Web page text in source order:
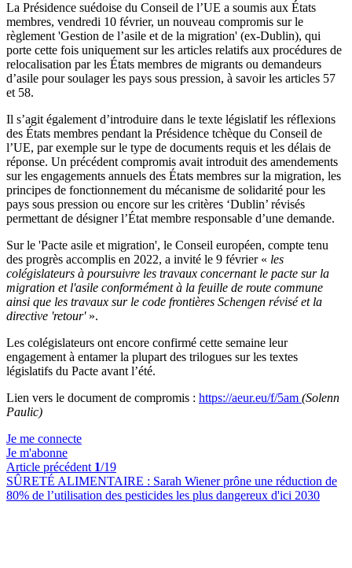
La Présidence suédoise du Conseil de l’UE a soumis aux États
membres, vendredi 10 février, un nouveau compromis sur le
règlement 'Gestion de l’asile et de la migration' (ex-Dublin), qui
porte cette fois uniquement sur les articles relatifs aux procédures de
relocalisation par les États membres de migrants ou demandeurs
d’asile pour soulager les pays sous pression, à savoir les articles 57
et 58.
Il s’agit également d’introduire dans le texte législatif les réflexions
des États membres pendant la Présidence tchèque du Conseil de
l’UE, par exemple sur le type de documents requis et les délais de
réponse. Un précédent compromis avait introduit des amendements
sur les engagements annuels des États membres sur la migration, les
principes de fonctionnement du mécanisme de solidarité pour les
pays sous pression ou encore sur les critères ‘Dublin’ révisés
permettant de désigner l’État membre responsable d’une demande.
Sur le 'Pacte asile et migration', le Conseil européen, compte tenu
des progrès accomplis en 2022, a invité le 9 février « les
colégislateurs à poursuivre les travaux concernant le pacte sur la
migration et l'asile conformément à la feuille de route commune
ainsi que les travaux sur le code frontières Schengen révisé et la
directive 'retour' ».
Les colégislateurs ont encore confirmé cette semaine leur
engagement à entamer la plupart des trilogues sur les textes
législatifs du Pacte avant l’été.
Lien vers le document de compromis : https://aeur.eu/f/5am (Solenn
Paulic)
Je me connecte
Je m'abonne
Article précédent 1/19
SÛRETÉ ALIMENTAIRE : Sarah Wiener prône une réduction de
80% de l’utilisation des pesticides les plus dangereux d'ici 2030